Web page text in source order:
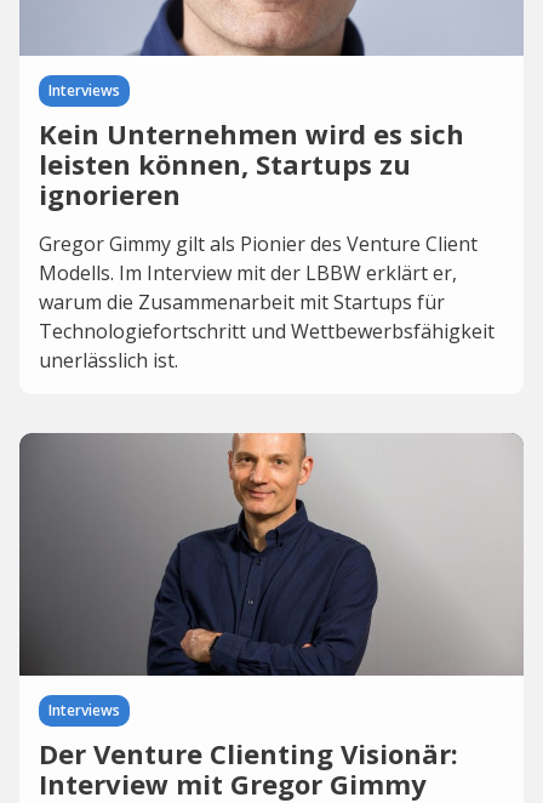
Interviews
Kein Unternehmen wird es sich
leisten können, Startups zu
ignorieren
Gregor Gimmy gilt als Pionier des Venture Client
Modells. Im Interview mit der LBBW erklärt er,
warum die Zusammenarbeit mit Startups für
Technologiefortschritt und Wettbewerbsfähigkeit
unerlässlich ist.
Interviews
Der Venture Clienting Visionär:
Interview mit Gregor Gimmy